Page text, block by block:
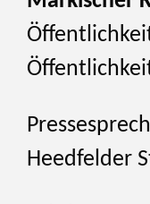
Heedfelder